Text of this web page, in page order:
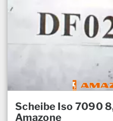
Scheibe Iso 7090
Amazone